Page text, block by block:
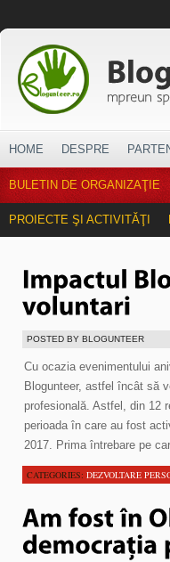
HOME DESPRE
BULETIN DE ORGANIZAŢIE
PROIECTE ŞI ACTIVITĂŢI
POSTED BY BLOGUNTEER
Cu ocazia evenimentului
Blogunteer, astfel încât să
profesională. Astfel, din 12
perioada în care au fost
2017. Prima întrebare pe
CATEGORIES: DEZVOLTARE